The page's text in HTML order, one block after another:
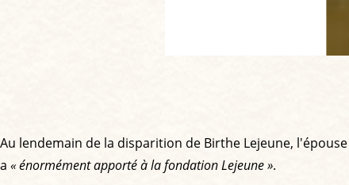
Au lendemain de la disparition de Birthe Lejeune,
a « énormément apporté à la fondation Lejeune ».